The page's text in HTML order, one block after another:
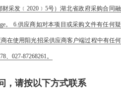
采发﹝2020﹞5号）湖北省政府采购合同融
。 6.供应商如对本项目或采购文件有任何疑
在使用阳光招采供应商客户端过程中有任何
、027-87268261。
，请按以下方式联系